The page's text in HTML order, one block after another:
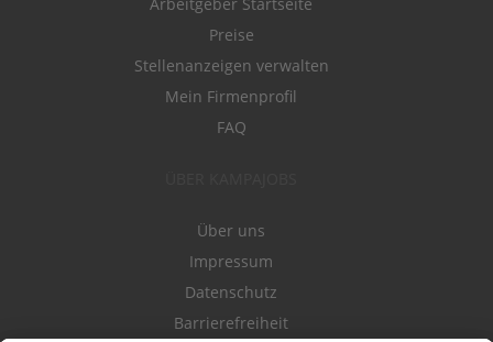
Arbeitgeber Startseite
Preise
Stellenanzeigen verwalten
Mein Firmenprofil
FAQ
Über uns
Impressum
Datenschutz
Barrierefreiheit